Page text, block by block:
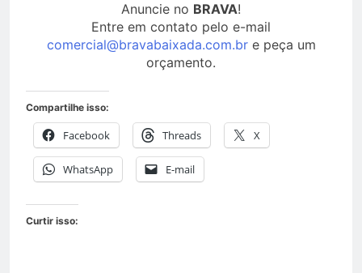
Anuncie no BRAVA!
Entre em contato pelo e-mail
comercial@bravabaixada.com.bre peça um
orçamento.
Compartilhe isso:
Facebook Threads X
WhatsApp E-mail
Curtir isso: